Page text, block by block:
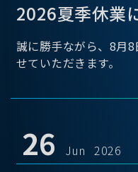
2026夏季休業
誠に勝手ながら、8月
せていただきます。
26 Jun 2026